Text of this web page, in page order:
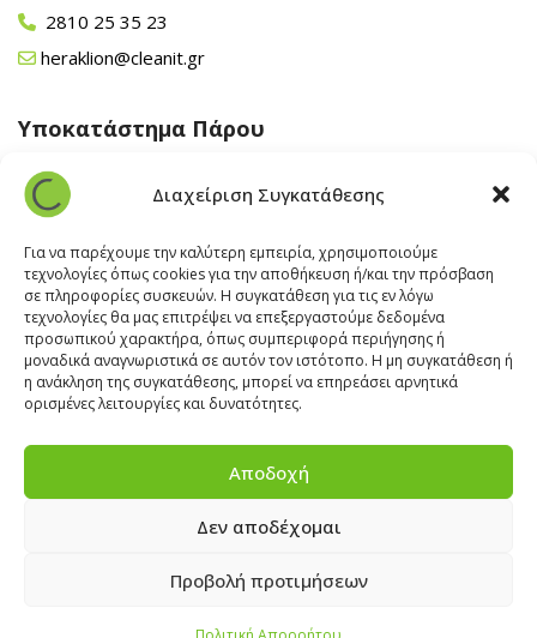
Διαχείριση Συγκατάθεσης
Για να παρέχουμε την καλύτερη εμπειρία, χρησιμοποιούμε
τεχνολογίες όπως cookies για την αποθήκευση ή/και την πρόσβαση
σε πληροφορίες συσκευών. Η συγκατάθεση για τις εν λόγω
τεχνολογίες θα μας επιτρέψει να επεξεργαστούμε δεδομένα
προσωπικού χαρακτήρα, όπως συμπεριφορά περιήγησης ή
μοναδικά αναγνωριστικά σε αυτόν τον ιστότοπο. Η μη συγκατάθεση ή
η ανάκληση της συγκατάθεσης, μπορεί να επηρεάσει αρνητικά
ορισμένες λειτουργίες και δυνατότητες.
Αποδοχή
Δεν αποδέχομαι
Προβολή προτιμήσεων
2810 25 35 23
heraklion@cleanit.gr
Υποκατάστημα Πάρου
Άγιος Βλάσης Αρχίλοχος, Πάρος 84400
22840 43 163
paros@cleanit.gr
Υποκατάστημα Σαντορίνης
Έξω Γωνία, Σαντορίνη847 00
22860 22322
CORNER|ΕΠΙΚΟΙΝΩΝΙΑ